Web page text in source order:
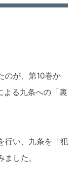
のが、第10巻か
よる九条への「裏
行い、九条を「犯
した。